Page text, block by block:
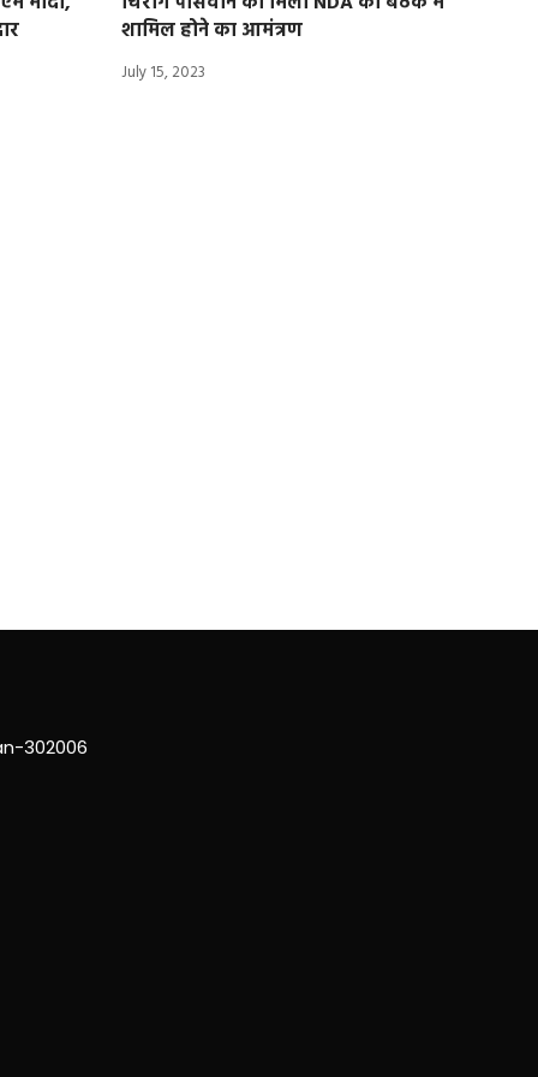
शामिल होने का आमंत्रण
July 15, 2023
302006